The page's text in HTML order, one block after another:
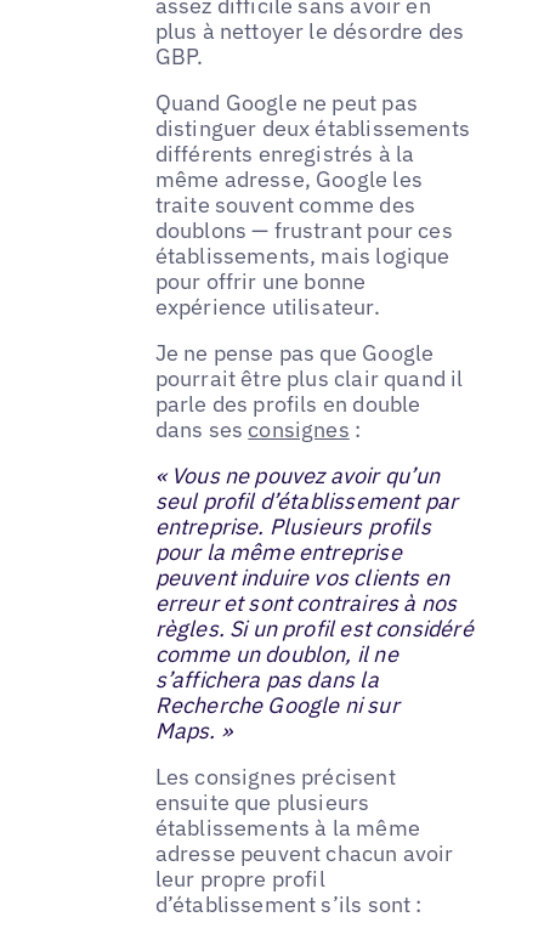
assez difficile sans avoir en
plus à nettoyer le désordre des
GBP.
Quand Google ne peut pas
distinguer deux établissements
différents enregistrés à la
même adresse, Google les
traite souvent comme des
doublons — frustrant pour ces
établissements, mais logique
pour offrir une bonne
expérience utilisateur.
Je ne pense pas que Google
pourrait être plus clair quand il
parle des profils en double
dans sesconsignes :
« Vous ne pouvez avoir qu’un
seul profil d’établissement par
entreprise. Plusieurs profils
pour la même entreprise
peuvent induire vos clients en
erreur et sont contraires à nos
règles. Si un profil est considéré
comme un doublon, il ne
s’affichera pas dans la
Recherche Google ni sur
Maps. »
Les consignes précisent
ensuite que plusieurs
établissements à la même
adresse peuvent chacun avoir
leur propre profil
d’établissement s’ils sont :